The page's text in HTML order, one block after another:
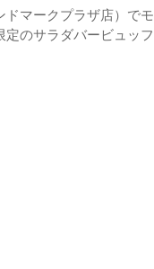
ドマークプラザ店）でモ
定のサラダバービュッフ